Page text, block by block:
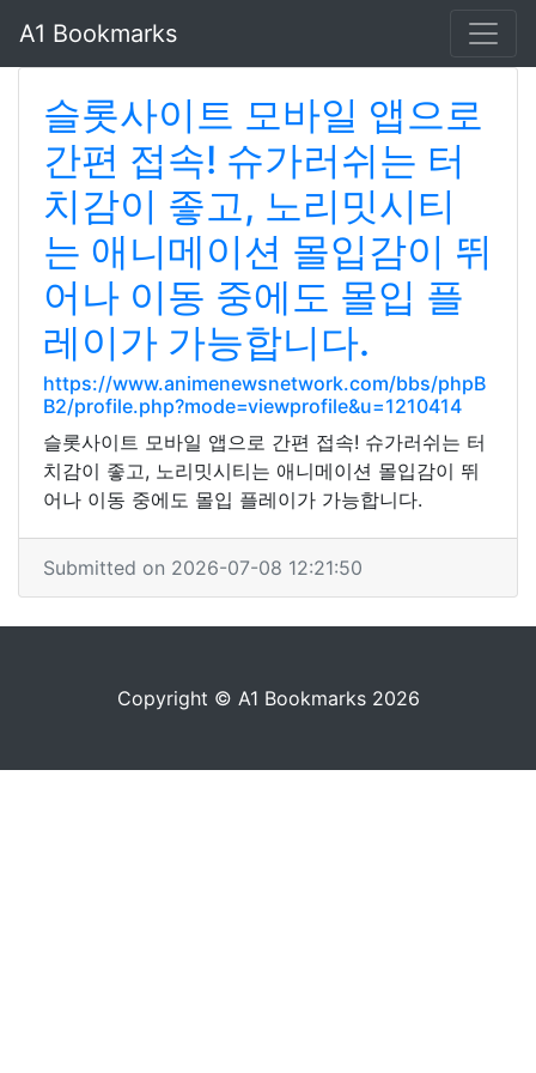
A1 Bookmarks
슬롯사이트 모바일 앱으로
간편 접속! 슈가러쉬는 터
치감이 좋고, 노리밋시티
는 애니메이션 몰입감이 뛰
어나 이동 중에도 몰입 플
레이가 가능합니다.
https://www.animenewsnetwork.com/bbs/phpB
B2/profile.php?mode=viewprofile&u=1210414
슬롯사이트 모바일 앱으로 간편 접속! 슈가러쉬는 터
치감이 좋고, 노리밋시티는 애니메이션 몰입감이 뛰
어나 이동 중에도 몰입 플레이가 가능합니다.
Submitted on 2026-07-08 12:21:50
Copyright © A1 Bookmarks 2026